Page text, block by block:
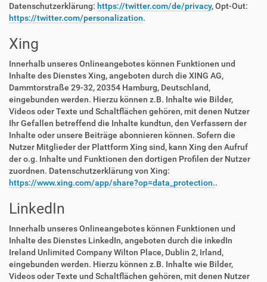
Datenschutzerklärung: https://twitter.com/de/privacy, Opt-Out:
https://twitter.com/personalization.
Xing
Innerhalb unseres Onlineangebotes können Funktionen und
Inhalte des Dienstes Xing, angeboten durch die XING AG,
Dammtorstraße 29-32, 20354 Hamburg, Deutschland,
eingebunden werden. Hierzu können z.B. Inhalte wie Bilder,
Videos oder Texte und Schaltflächen gehören, mit denen Nutzer
Ihr Gefallen betreffend die Inhalte kundtun, den Verfassern der
Inhalte oder unsere Beiträge abonnieren können. Sofern die
Nutzer Mitglieder der Plattform Xing sind, kann Xing den Aufruf
der o.g. Inhalte und Funktionen den dortigen Profilen der Nutzer
zuordnen. Datenschutzerklärung von Xing:
https://www.xing.com/app/share?op=data_protection..
LinkedIn
Innerhalb unseres Onlineangebotes können Funktionen und
Inhalte des Dienstes LinkedIn, angeboten durch die inkedIn
Ireland Unlimited Company Wilton Place, Dublin 2, Irland,
eingebunden werden. Hierzu können z.B. Inhalte wie Bilder,
Videos oder Texte und Schaltflächen gehören, mit denen Nutzer